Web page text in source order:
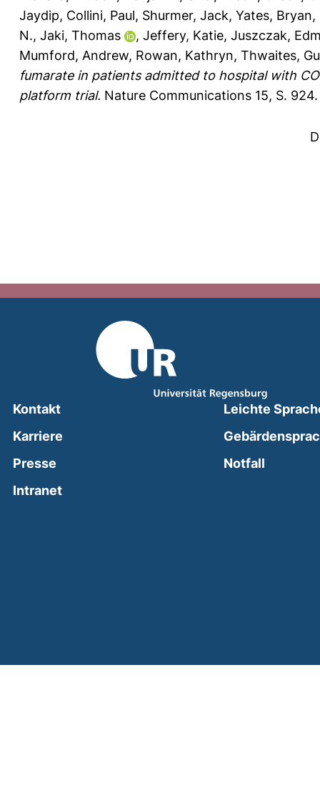
Jaydip, Collini, Paul, Shurmer, Jack, Yates, Bryan,
N., Jaki, Thomas , Jeffery, Katie, Juszczak,
Mumford, Andrew, Rowan, Kathryn, Thwaites,
fumarate in patients admitted to hospital with
platform trial. Nature Communications 15, S. 924.
Kontakt
Karriere
Presse
Intranet(external link, opens in a new window)
Leichte
Notfall